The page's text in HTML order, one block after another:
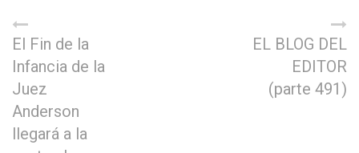
El Fin de la
Infancia de la
Juez
Anderson
llegará a la
EL BLOG DEL
EDITOR
(parte 491)